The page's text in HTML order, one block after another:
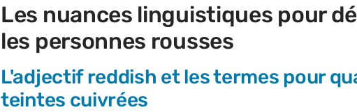
Les nuances linguistiques pour
les personnes rousses
L'adjectif reddish et les termes pour
teintes cuivrées